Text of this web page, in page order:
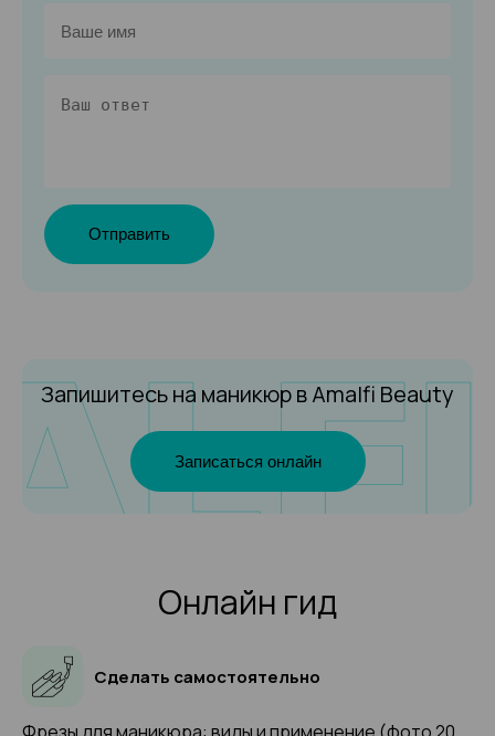
Отправить
Запишитесь на маникюрв Amalfi Beauty
Записаться онлайн
Онлайн гид
Сделать самостоятельно